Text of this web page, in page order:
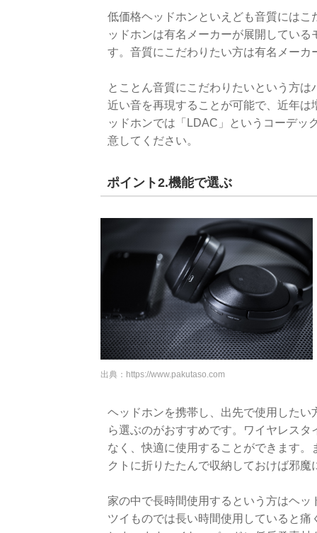
低価格ヘッドホンといえども音質には
ッドホンは有名メーカーが展開してい
す。音質にこだわりたい方は有名メー
とことん音質にこだわりたいという方
近い音を再現することが可能で、近年
ッドホンでは「LDAC」というコーデッ
意してください。
ポイント2.機能で選ぶ
出典： https://www.pakutaso.com
ヘッドホンを携帯し、出先で使用した
ら選ぶのがおすすめです。ワイヤレス
なく、快適に使用することができます
クトに折りたたんで収納しておけば邪魔
家の中で長時間使用するという方はヘ
ツイものでは長い時間使用していると